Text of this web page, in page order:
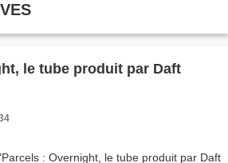
le tube produit par Daft